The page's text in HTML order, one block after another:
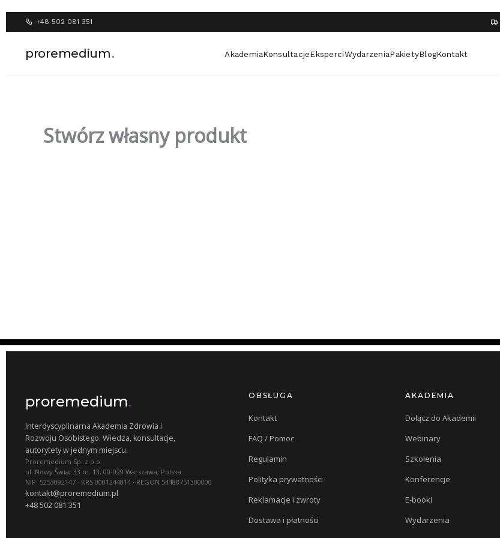
+48 502 081 351
proremedium. AkademiaKonsultacjeEksperciWydarzeniaPakietyBlogKontakt
Stwórz własny produkt
proremedium.
Interdyscyplinarna Akademia Zdrowia i
Rozwoju Osobistego. Wiedza, konsultacje,
autorytety w jednym miejscu.
Proremedium Sp. z o.o.
ul. Nowy Świat 33 m. 13, 00-029 Warszawa, Polska
NIP: 5253092147 · KRS 0001244814 · REGON 54488751300000
kontakt@proremedium.pl
+48 502 081 351
OBSŁUGA
Kontakt
FAQ / Pomoc
Regulamin
Polityka prywatności
Reklamacje i zwroty
Dostawa i płatności
AKADEMIA
Dołącz do Akademii
Webinary
Szkolenia
Konferencje
E-booki
Wydarzenia